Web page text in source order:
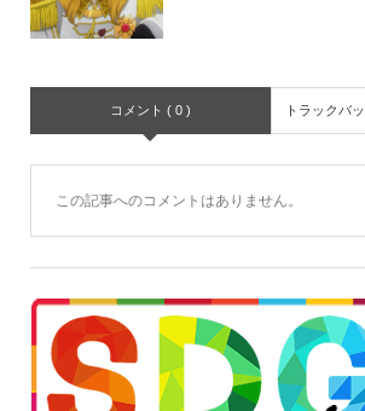
コメント ( 0 ) トラックバ
この記事へのコメントはありません。